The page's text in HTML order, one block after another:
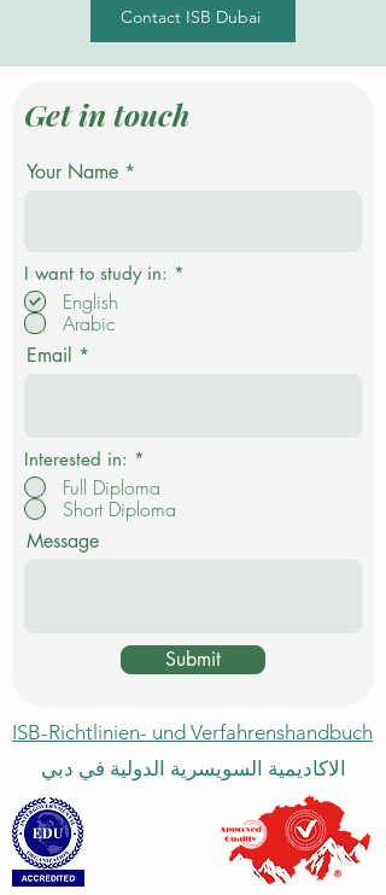
Contact ISB Dubai
Get in touch
Your Name
I want to study in: *
English
Arabic
Email
Interested in: *
Full Diploma
Short Diploma
Message
Submit
ISB-Richtlinien- und Verfahrenshandbuch
الاكاديمية السويسرية الدولية في دبي